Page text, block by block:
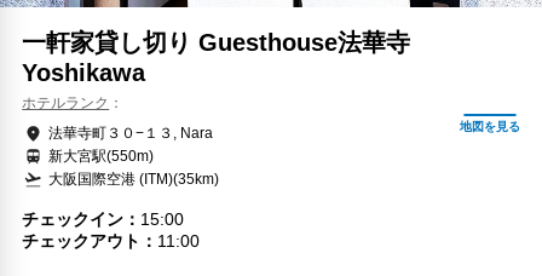
一軒家貸し切り Guesthouse法華寺
Yoshikawa
ホテルランク
法華寺町３０−１３, Nara
新大宮駅(550m)
大阪国際空港 (ITM)(35km)
チェックイン
15:00
チェックアウト
11:00